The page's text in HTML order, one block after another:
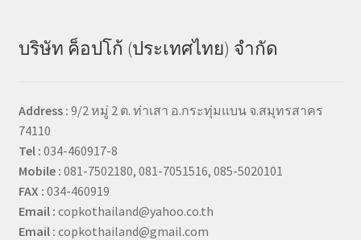
บริษัท ค็อปโก้ (ประเทศไทย) จำกัด
Address : 9/2 หมู่ 2 ต. ท่าเสา อ.กระทุ่มแบน จ.สมุทรสาคร
74110
Tel : 034-460917-8
Mobile : 081-7502180, 081-7051516, 085-5020101
FAX : 034-460919
Email : copkothailand@yahoo.co.th
Email : copkothailand@gmail.com